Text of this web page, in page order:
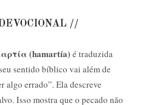
//
(hamartía) é traduzida
sentido bíblico vai além de
algo errado”. Ela descreve
Isso mostra que o pecado não